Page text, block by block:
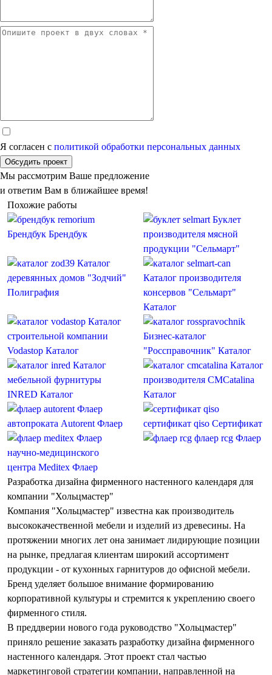
Я согласен с политикой обработки персональных данных
Обсудить проект
Мы рассмотрим Ваше предложение
и ответим Вам в ближайшее время!
Похожие работы
Брендбук Брендбук
Буклет
производителя мясной
продукции "Сельмарт"
Каталог
деревянных домов "Зодчий"
Полиграфия
Каталог производителя
консервов "Сельмарт"
Каталог
Каталог
строительной компании
Vodastop Каталог
Бизнес-каталог
"Россправочник" Каталог
Каталог
мебельной фурнитуры
INRED Каталог
Каталог
производителя CMCatalina
Каталог
Флаер
автопроката Autorent Флаер сертификат qiso Сертификат
Флаер
научно-медицинского
центра Meditex Флаер
флаер rcg Флаер
Разработка дизайна фирменного настенного календаря для
компании "Хольцмастер"
Компания "Хольцмастер" известна как производитель
высококачественной мебели и изделий из древесины. На
протяжении многих лет она занимает лидирующие позиции
на рынке, предлагая клиентам широкий ассортимент
продукции - от кухонных гарнитуров до офисной мебели.
Бренд уделяет большое внимание формированию
корпоративной культуры и стремится к укреплению своего
фирменного стиля.
В преддверии нового года руководство "Хольцмастер"
приняло решение заказать разработку дизайна фирменного
настенного календаря. Этот проект стал частью
маркетинговой стратегии компании, направленной на